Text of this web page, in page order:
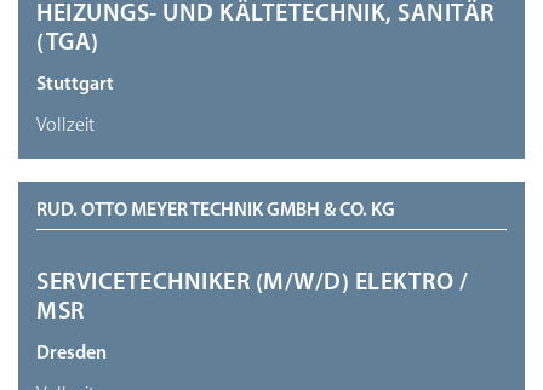
HEIZUNGS- UND KÄLTETECHNIK, SANITÄR
(TGA)
Stuttgart
Vollzeit
RUD. OTTO MEYER TECHNIK GMBH & CO. KG
SERVICETECHNIKER (M/W/D) ELEKTRO /
MSR
Dresden